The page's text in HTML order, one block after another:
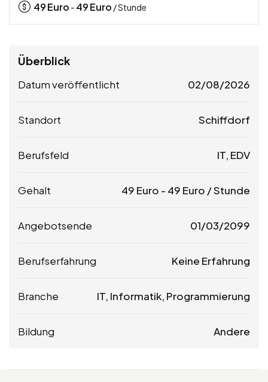
49Euro - 49Euro / Stunde
Überblick
Datum veröffentlicht 02/08/2026
Standort Schiffdorf
Berufsfeld IT, EDV
Gehalt 49 Euro - 49 Euro / Stunde
Angebotsende 01/03/2099
Berufserfahrung Keine Erfahrung
Branche IT, Informatik, Programmierung
Bildung Andere